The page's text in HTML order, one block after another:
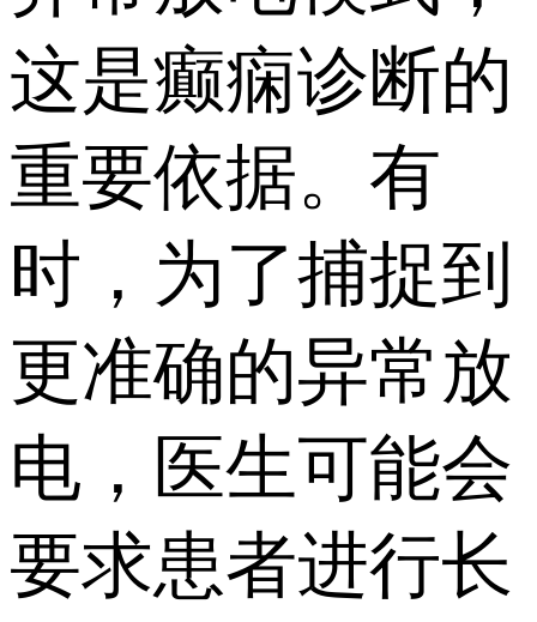
这是癫痫诊断的
重要依据。有
时，为了捕捉到
更准确的异常放
电，医生可能会
要求患者进行长